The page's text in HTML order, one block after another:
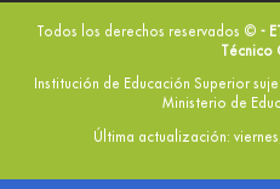
Todos los derechos reservados © -
Técnico
Institución de Educación Superior
Ministerio de
Última actualización: